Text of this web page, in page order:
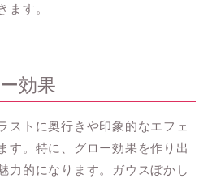
ます。
効果
ストに奥行きや印象的なエフェ
す。特に、グロー効果を作り出
力的になります。ガウスぼかし